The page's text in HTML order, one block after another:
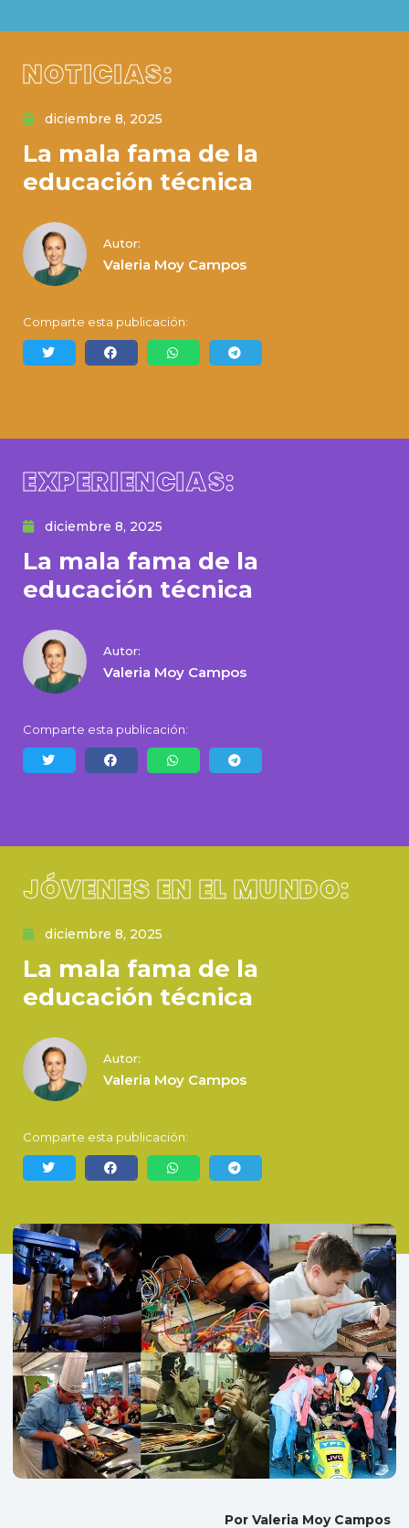
NOTICIAS:
diciembre 8, 2025
La mala fama de la
educación técnica
Autor:
Valeria Moy Campos
Comparte esta publicación:
EXPERIENCIAS:
diciembre 8, 2025
La mala fama de la
educación técnica
Autor:
Valeria Moy Campos
Comparte esta publicación:
JÓVENES EN EL MUNDO:
diciembre 8, 2025
La mala fama de la
educación técnica
Autor:
Valeria Moy Campos
Comparte esta publicación:
Por Valeria Moy Campos